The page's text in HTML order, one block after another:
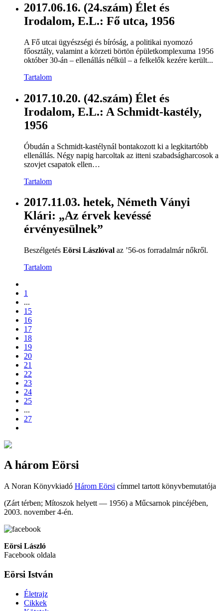
2017.06.16. (24.szám) Élet és
Irodalom, E.L.: Fő utca, 1956
A Fő utcai ügyészségi és bíróság, a politikai nyomozó
főosztály, valamint a körzeti börtön épületkomplexuma 1956
október 30-án – ellenállás nélkül – a felkelők kezére került...
Tartalom
2017.10.20. (42.szám) Élet és
Irodalom, E.L.: A Schmidt-kastély,
1956
Óbudán a Schmidt-kastélynál bontakozott ki a legkitartóbb
ellenállás. Négy napig harcoltak az itteni szabadságharcosok a
szovjet csapatok ellen…
Tartalom
2017.11.03. hetek, Németh Ványi
Klári: „Az érvek kevéssé
érvényesülnek”
Beszélgetés Eörsi Lászlóval az ’56-os forradalmár nőkről.
Tartalom
1
...
15
16
17
18
19
20
21
22
23
24
25
...
27
A három Eörsi
A Noran Könyvkiadó Három Eörsi címmel tartott könyvbemutatója
(Zárt térben; Mítoszok helyett — 1956) a Műcsarnok pincéjében,
2003. november 4-én.
Eörsi László
Facebook oldala
Eörsi István
Életrajz
Cikkek